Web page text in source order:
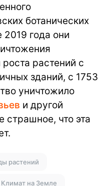
ботанических
года они
растений с
зданий, с 1753
уничтожило
и другой
страшное, что эта
растений
Климат на Земле